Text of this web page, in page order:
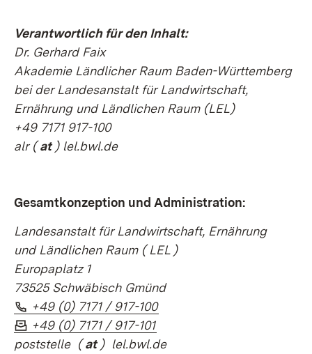
Verantwortlich für den Inhalt:
Dr. Gerhard Faix
Akademie Ländlicher Raum Baden-Württemberg
bei der Landesanstalt für Landwirtschaft,
Ernährung und Ländlichen Raum (LEL)
+49 7171 917-100
alr(at) lel.bwl.de
Gesamtkonzeption und Administration:
Landesanstalt für Landwirtschaft, Ernährung
und Ländlichen Raum (LEL)
Europaplatz 1
73525 Schwäbisch Gmünd
Telefon:
+49 (0) 7171 / 917-100(Öffnet in neuem Fenster)
Fax:
+49 (0) 7171 / 917-101(Öffnet in neuem Fenster)
poststelle(at) lel.bwl.de